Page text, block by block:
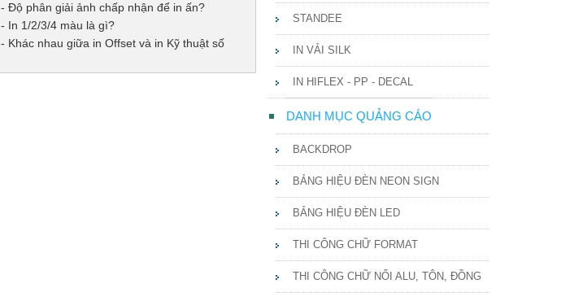
- Độ phân giải ảnh chấp nhận để in ấn?
- In 1/2/3/4 màu là gì?
- Khác nhau giữa in Offset và in Kỹ thuật số
STANDEE
IN VẢI SILK
IN HIFLEX - PP - DECAL
DANH MỤC QUẢNG CÁO
BACKDROP
BẢNG HIỆU ĐÈN NEON SIGN
BẢNG HIỆU ĐÈN LED
THI CÔNG CHỮ FORMAT
THI CÔNG CHỮ NỔI ALU, TÔN, ĐỒNG